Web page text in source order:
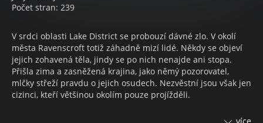
Počet stran: 239
V srdci oblasti Lake District se probouzí dávné zlo. V okolí
města Ravenscroft totiž záhadně mizí lidé. Někdy se objeví
jejich zohavená těla, jindy se po nich nenajde ani stopa.
Přišla zima a zasněžená krajina, jako němý pozorovatel,
mlčky střeží pravdu o jejich osudech. Nezvěstní jsou však jen
cizinci, kteří většinou okolím pouze projížděli.
Právě sem míří, v poklidném zimním čase, prominentní